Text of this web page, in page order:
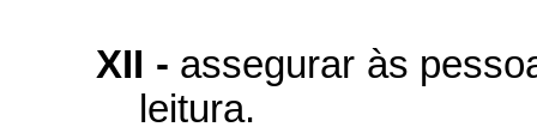
XII - assegurar às
leitura.